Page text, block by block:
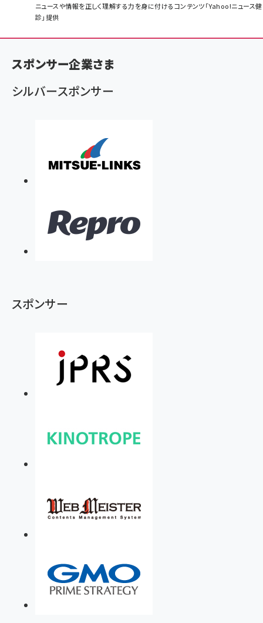
く
ず
ニュースや情報を正しく理解する力を身に付けるコンテンツ「Yahoo!ニュース健
診」提供
スポンサー企業さま
シルバースポンサー
スポンサー